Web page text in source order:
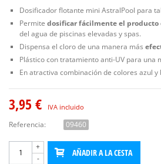
Dosificador flotante mini AstralPool para
Permite dosificar fácilmente el
del agua de piscinas elevadas y spas.
Dispensa el cloro de una manera más
Plástico con tratamiento anti-UV para una
En atractiva combinación de colores azul y
3,95 € IVA incluido
Referencia: 09460
-
+
AÑADIR A LA CESTA